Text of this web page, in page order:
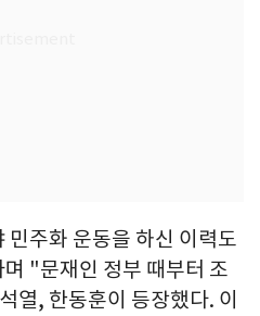
주화 운동을 하신 이력도
"문재인 정부 때부터 조
열, 한동훈이 등장했다. 이